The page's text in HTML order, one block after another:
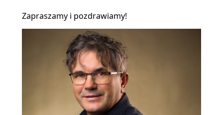
Zapraszamy i pozdrawiamy!